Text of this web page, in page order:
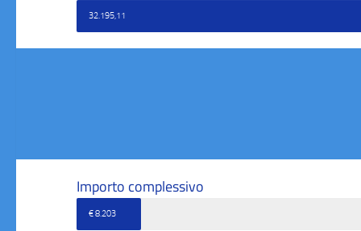
32.195,11
Importo complessivo
€ 8.203